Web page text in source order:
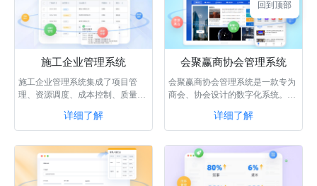
施工企业管理系统
施工企业管理系统集成了项目管
理、资源调度、成本控制、质量管
和协同作业，···详细了解
会聚赢商协会管理系统
会聚赢商协会管理系统是一款专为
商会、协会设计的数字化系统。该
需商机、内···详细了解
回到顶部